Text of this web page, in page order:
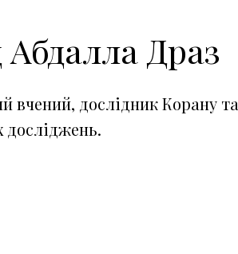
Драз
вчений, дослідник Корану та
досліджень.